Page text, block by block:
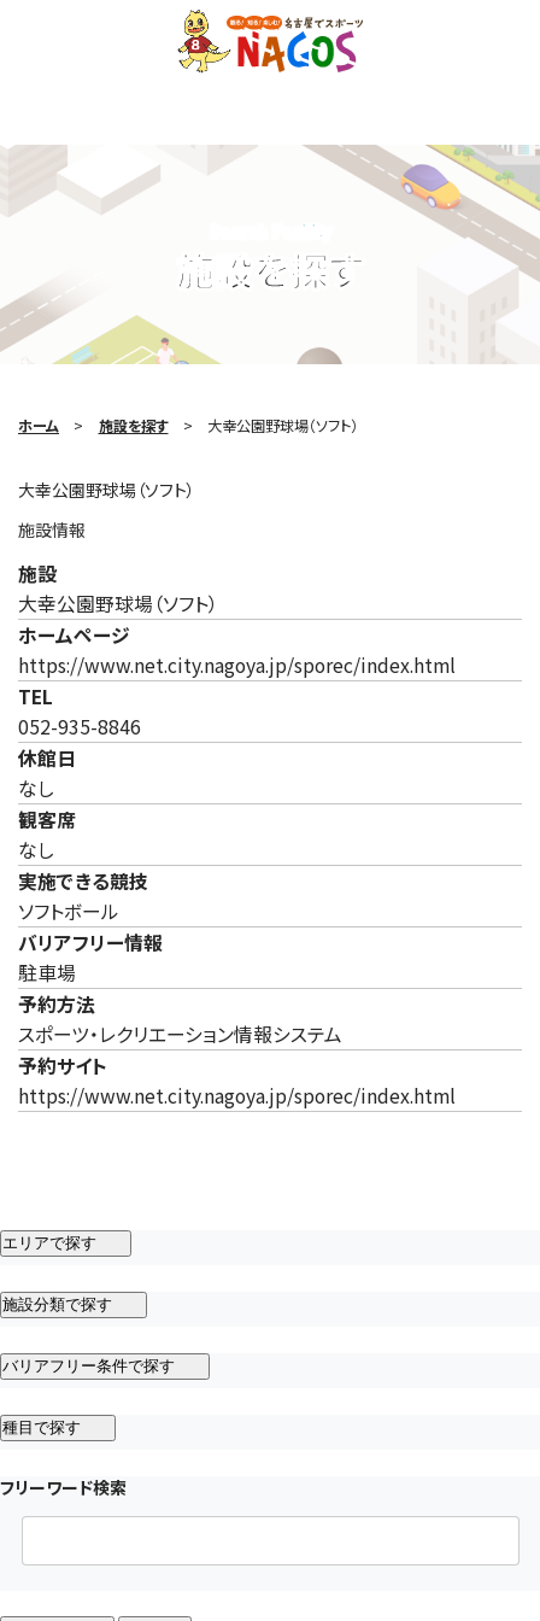
施設を探す
Search Facility
ホーム 施設を探す 大幸公園野球場（ソフト）
大幸公園野球場（ソフト）
施設情報
施設
大幸公園野球場（ソフト）
ホームページ
https://www.net.city.nagoya.jp/sporec/index.html
TEL
052-935-8846
休館日
なし
観客席
なし
実施できる競技
ソフトボール
バリアフリー情報
駐車場
予約方法
スポーツ・レクリエーション情報システム
予約サイト
https://www.net.city.nagoya.jp/sporec/index.html
エリアで探す
施設分類で探す
バリアフリー条件で探す
種目で探す
フリーワード検索